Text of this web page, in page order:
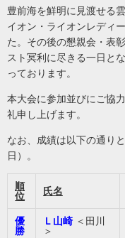
豊前海を鮮明に見渡せる
イオン・ライオンレディ
た。その後の懇親会・表
スト冥利に尽きる一日と
っております。
本大会に参加並びにご協
礼申し上げます。
なお、成績は以下の通り
日）。
順
位
氏名
優
勝
Ｌ山崎 ＜田川
＞